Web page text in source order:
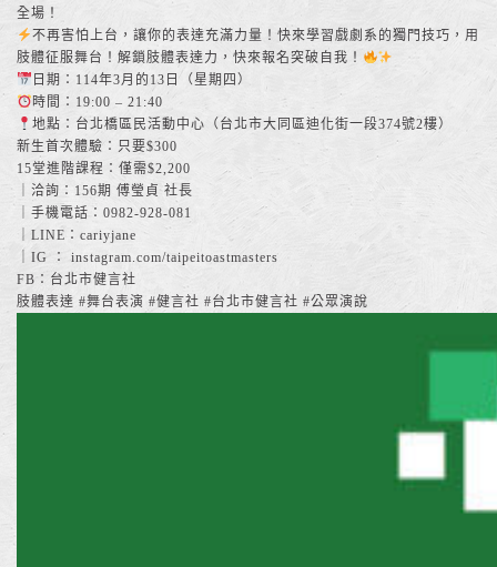
全場！
不再害怕上台，讓你的表達充滿力量！快來學習戲劇系的獨門技巧，用
肢體征服舞台！解鎖肢體表達力，快來報名突破自我！
日期：114年3月的13日（星期四）
時間：19:00 – 21:40
地點：台北橋區民活動中心（台北市大同區迪化街一段374號2樓）
新生首次體驗：只要$300
15堂進階課程：僅需$2,200
｜洽詢：156期 傅瑩貞 社長
｜手機電話：0982-928-081
｜LINE：cariyjane
｜IG ： instagram.com/taipeitoastmasters
FB：台北市健言社
肢體表達 #舞台表演 #健言社 #台北市健言社 #公眾演說